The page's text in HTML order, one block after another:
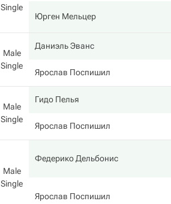
Single
Юрген Мельцер
Male
Single
Даниэль Эванс
Ярослав Поспишил
Male
Single
Гидо Пелья
Ярослав Поспишил
Male
Single
Федерико Дельбонис
Ярослав Поспишил